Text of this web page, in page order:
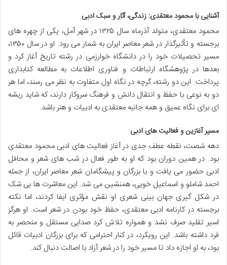
آشنایی با محمود معتقدی: زندگی، آثار و سبک ادبی
محمود معتقدی، متولد آذرماه سال ۱۳۲۵ در شهر آمل، یکی از چهره های
برجسته و تأثیرگذار در شعر معاصر ایران به شمار می رود. او در سال ۱۳۵۰،
مسیر تحصیلات خود را در دانشگاه خوارزمی در رشته تاریخ آغاز کرد و
بعدها در پژوهشگاه ارتباطات و فناوری اطلاعات به مطالعه کتابداری
پرداخت. این دو رشته، گرچه در نگاه اول متفاوت به نظر می رسند، اما هر
دو به نوعی با حفظ و انتقال دانش و فرهنگ سروکار دارند، که شاید ریشه
ای برای نگاه عمیق و همه جانبه معتقدی به ادبیات و هنر باشد.
مسیر آغازین و فعالیت های ادبی
دهه شصت، نقطه عطف جدی در آغاز فعالیت های ادبی محمود معتقدی
بود. در همین دوران بود که او به طور فعال در شب های شعر و محافل
ادبی حضور می یافت و با بزرگان و پیشگامان شعر معاصر ایران، از جمله
احمد شاملو و اسماعیل خویی، همنشین می شد. این معاشرت ها بی شک
در شکل گیری جهان بینی شعری او نقش مؤثری ایفا کردند، اما نکته
برجسته در کارنامه ادبی معتقدی، حفظ خود بودن در شعر است. او هرگز
اسیر تقلید صرف نشد و همواره تلاش کرد صدایی مستقل و منحصر به
فرد داشته باشد. این رویکرد، در کنار احترامی که برای بزرگان ادبیات قائل
بود، به او اجازه داد تا مسیر خود را در شعر آزاد با اصالت دنبال کند.